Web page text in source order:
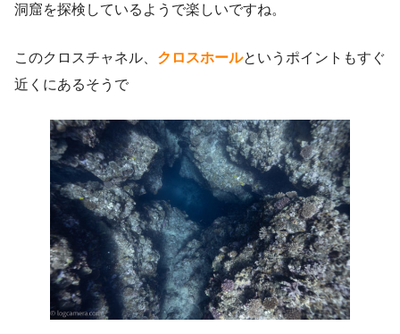
洞窟を探検しているようで楽しいですね。
このクロスチャネル、 クロスホールというポイントもすぐ
近くにあるそうで